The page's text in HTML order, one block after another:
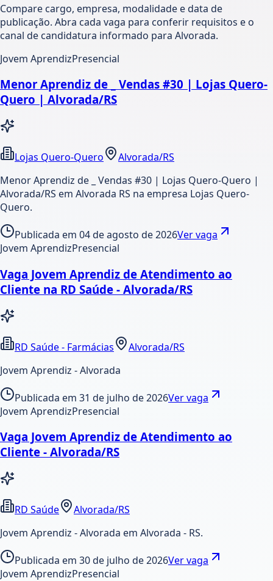
Compare cargo, empresa, modalidade e data de
publicação. Abra cada vaga para conferir requisitos e o
canal de candidatura informado para Alvorada.
Jovem AprendizPresencial
Menor Aprendiz de _ Vendas #30 | Lojas Quero-
Quero | Alvorada/RS
Lojas Quero-Quero
Alvorada/RS
Menor Aprendiz de _ Vendas #30 | Lojas Quero-Quero |
Alvorada/RS em Alvorada RS na empresa Lojas Quero-
Quero.
Publicada em 04 de agosto de 2026Ver vaga
Jovem AprendizPresencial
Vaga Jovem Aprendiz de Atendimento ao
Cliente na RD Saúde - Alvorada/RS
RD Saúde - Farmácias
Alvorada/RS
Jovem Aprendiz - Alvorada
Publicada em 31 de julho de 2026Ver vaga
Jovem AprendizPresencial
Vaga Jovem Aprendiz de Atendimento ao
Cliente - Alvorada/RS
RD Saúde
Alvorada/RS
Jovem Aprendiz - Alvorada em Alvorada - RS.
Publicada em 30 de julho de 2026Ver vaga
Jovem AprendizPresencial